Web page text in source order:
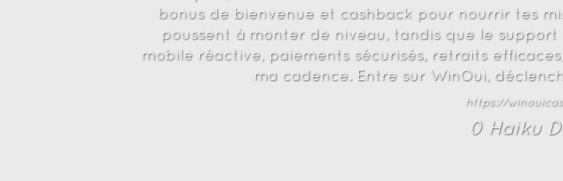
bonus de bienvenue et cashback pour nourrir tes
poussent à monter de niveau, tandis que le
mobile réactive, paiements sécurisés, retraits
ma cadence. Entre sur WinOui,
https://
0Haiku